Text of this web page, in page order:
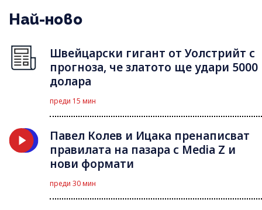
Най-ново
Швейцарски гигант от Уолстрийт с
прогноза, че златото ще удари 5000
долара
преди 15 мин
Павел Колев и Ицака пренаписват
правилата на пазара с Media Z и
нови формати
преди 30 мин